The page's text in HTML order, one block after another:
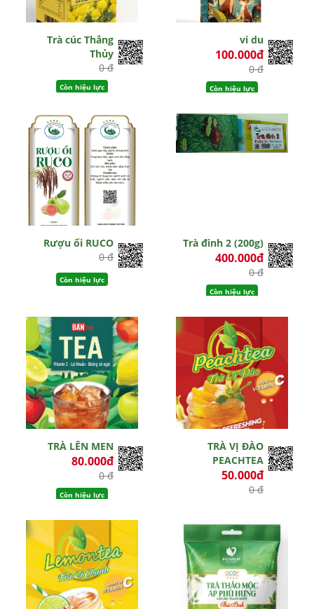
Trà cúc Thắng
Thủy
0 đ
Còn hiệu lực
vi du
100.000đ
0 đ
Còn hiệu lực
Rượu ổi RUCO
0 đ
Còn hiệu lực
Trà đinh 2 (200g)
400.000đ
0 đ
Còn hiệu lực
TRÀ LÊN MEN
80.000đ
0 đ
Còn hiệu lực
TRÀ VỊ ĐÀO
PEACHTEA
50.000đ
0 đ